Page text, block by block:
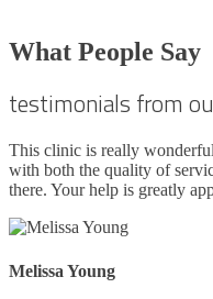
What People Say
testimonials from
This clinic is really
with both the quality of
there. Your help is greatly
Melissa Young